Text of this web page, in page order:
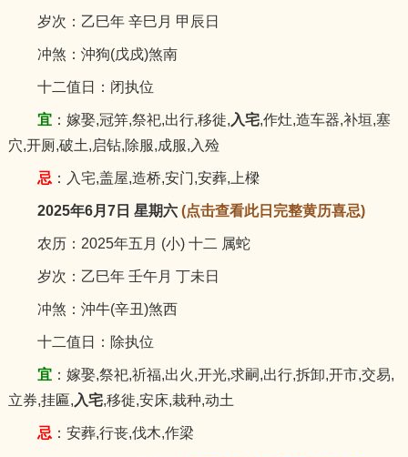
岁次：乙巳年 辛巳月 甲辰日
冲煞：沖狗(戊戍)煞南
十二值日：闭执位
宜：嫁娶,冠笄,祭祀,出行,移徙, 入宅,作灶,造车器,补垣,塞
穴,开厕,破土,启钻,除服,成服,入殓
忌 ：入宅,盖屋,造桥,安门,安葬,上樑
2025年6月7日 星期六 (点击查看此日完整黄历喜忌)
农历：2025年五月 (小) 十二 属蛇
岁次：乙巳年 壬午月 丁未日
冲煞：沖牛(辛丑)煞西
十二值日：除执位
宜：嫁娶,祭祀,祈福,出火,开光,求嗣,出行,拆卸,开市,交易,
立券,挂匾, 入宅,移徙,安床,栽种,动土
忌 ：安葬,行丧,伐木,作梁